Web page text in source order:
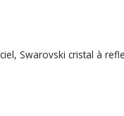
Swarovski cristal à